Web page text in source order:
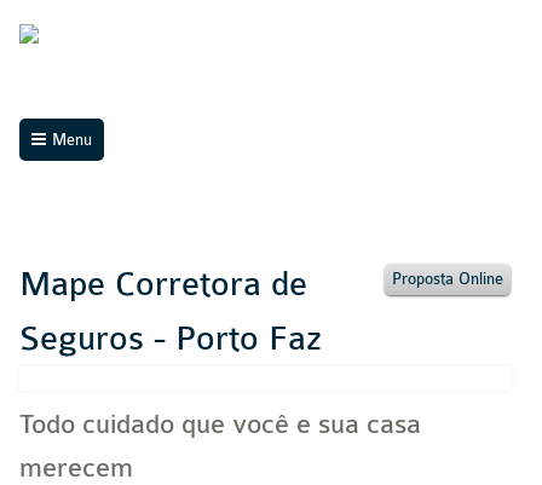
Menu
Proposta Online
Mape Corretora de
Seguros - Porto Faz
Todo cuidado que você e sua casa
merecem